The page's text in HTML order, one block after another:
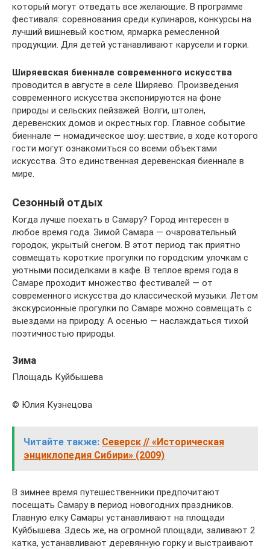
который могут отведать все желающие. В программе
фестиваля: соревнования среди кулинаров, конкурсы на
лучший вишневый костюм, ярмарка ремесленной
продукции. Для детей устанавливают карусели и горки.
Ширяевская биеннале современного искусства
проводится в августе в селе Ширяево. Произведения
современного искусства экспонируются на фоне
природы и сельских пейзажей: Волги, штолен,
деревенских домов и окрестных гор. Главное событие
биеннале — номадическое шоу: шествие, в ходе которого
гости могут ознакомиться со всеми объектами
искусства. Это единственная деревенская биеннале в
мире.
Сезонный отдых
Когда лучше поехать в Самару? Город интересен в
любое время года. Зимой Самара — очаровательный
городок, укрытый снегом. В этот период так приятно
совмещать короткие прогулки по городским улочкам с
уютными посиделками в кафе. В теплое время года в
Самаре проходит множество фестивалей — от
современного искусства до классической музыки. Летом
экскурсионные прогулки по Самаре можно совмещать с
выездами на природу. А осенью — наслаждаться тихой
поэтичностью природы.
Зима
Площадь Куйбышева
© Юлия Кузнецова
Читайте также: Северск // «Историческая
энциклопедия Сибири» (2009)
В зимнее время путешественники предпочитают
посещать Самару в период новогодних праздников.
Главную елку Самары устанавливают на площади
Куйбышева. Здесь же, на огромной площади, заливают 2
катка, устанавливают деревянную горку и выстраивают